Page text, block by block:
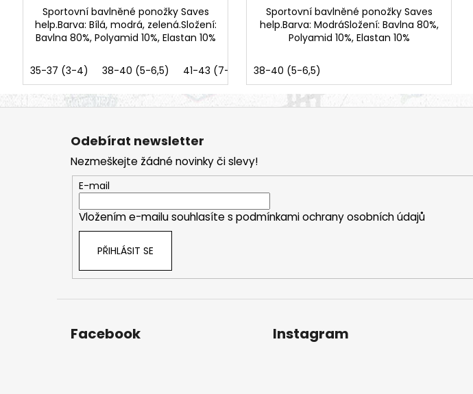
Sportovní bavlněné ponožky Saves
help.Barva: Bílá, modrá, zelená.Složení:
Bavlna 80%, Polyamid 10%, Elastan 10%
35-37 (3-4) 38-40 (5-6,5) 41-43 (7-9) 44-46 (9,5-11)
Sportovní bavlněné ponožky Saves
help.Barva: ModráSložení: Bavlna 80%,
Polyamid 10%, Elastan 10%
38-40 (5-6,5)
Odebírat newsletter
Nezmeškejte žádné novinky či slevy!
E-mail
Vložením e-mailu souhlasíte s podmínkami ochrany osobních údajů
PŘIHLÁSIT SE
Facebook Instagram